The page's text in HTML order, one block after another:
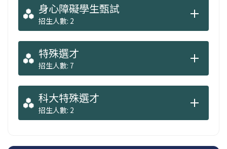
身心障礙學生甄試
招生人數: 2
特殊選才
招生人數: 7
科大特殊選才
招生人數: 2